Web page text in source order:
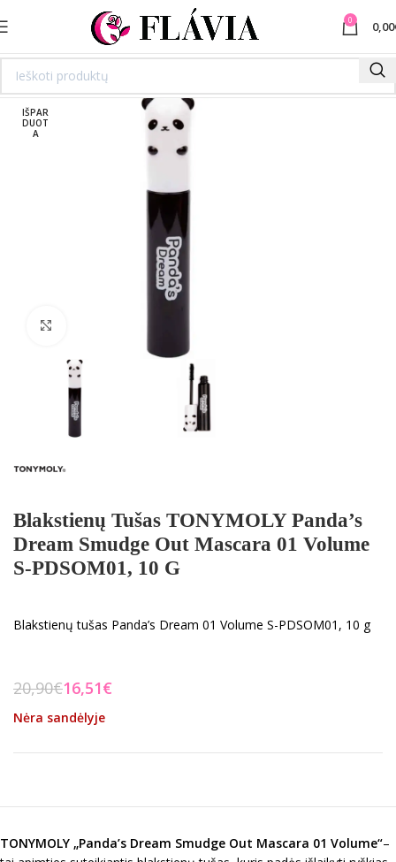
0 0,00
IŠPAR
DUOT
A
Blakstienų Tušas TONYMOLY Panda’s
Dream Smudge Out Mascara 01 Volume
S-PDSOM01, 10 G
Blakstienų tušas Panda’s Dream 01 Volume S-PDSOM01, 10 g
20,90€16,51€
Nėra sandėlyje
TONYMOLY „Panda’s Dream Smudge Out Mascara 01 Volume“–